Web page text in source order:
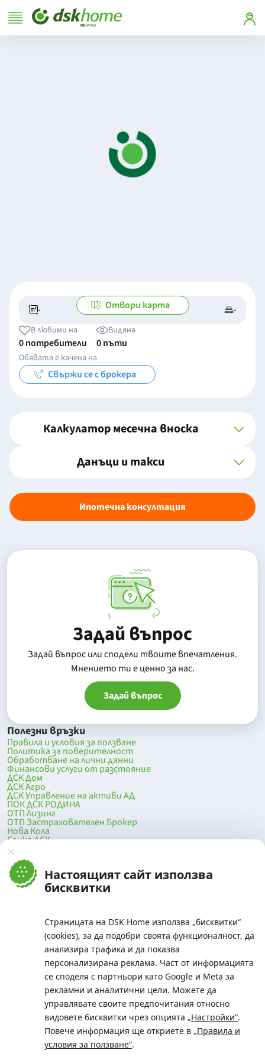
Настоящият сайт използва
бисквитки
Страницата на DSK Home използва „бисквитки“
(cookies), за да подобри своята функционалност, да
анализира трафика и да показва
персонализирана реклама. Част от информацията
се споделя с партньори като Google и Meta за
рекламни и аналитични цели. Можете да
управлявате своите предпочитания относно
видовете бисквитки чрез опцията „Настройки“.
Повече информация ще откриете в „Правила и
условия за ползване“.
- -/- -
Отвори карта
В любими на
0 потребители
Видяна
0 пъти
Обявата е качена на
Свържи се с брокера
Калкулатор месечна вноска
Данъци и такси
Ипотечна консултация
Задай въпрос
Задай въпрос или сподели твоите впечатления.
Mнението ти е ценно за нас.
Задай въпрос
Полезни връзки
Правила и условия за ползване
Политика за поверителност
Обработване на лични данни
Финансови услуги от разстояние
ДСК Дом
ДСК Агро
ДСК Управление на активи АД
ПОК ДСК РОДИНА
ОТП Лизинг
ОТП Застрахователен Брокер
Нова Кола
Банка ДСК
DSK Mobile
Оферти за продажба от Банка ДСК
Клонова мрежа и банкомати
До началото на страницата
Телефон:
0700 10 375 / *2375
Московска No.19 / ул. Г. Бенковски No. 5, София 1036
SWIFT/BIC: